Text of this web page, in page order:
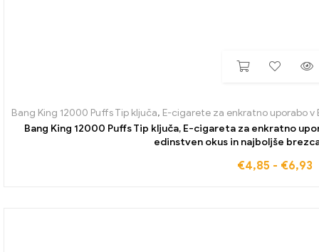
Bang King 12000 Puffs Tip ključa, E-cigarete za enkratno uporabo v
Bang King 12000 Puffs Tip ključa, E-cigareta za enkratno
edinstven okus in najboljše
€4,85 - €6,93